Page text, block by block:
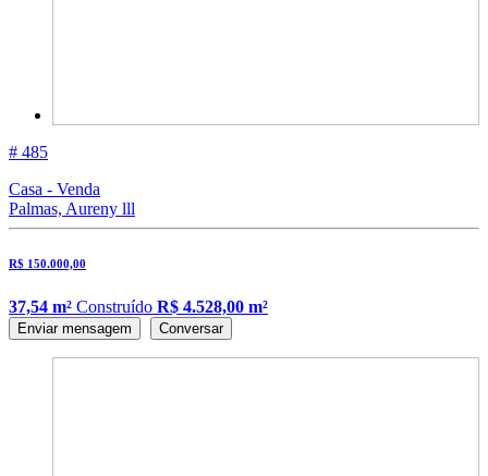
# 485
Casa - Venda
Palmas, Aureny lll
R$ 150.000,00
37,54 m² Construído R$ 4.528,00 m²
Enviar mensagem Conversar